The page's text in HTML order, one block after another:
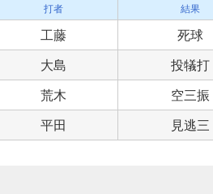
打者 結果
工藤 死球
大島 投犠打
荒木 空三振
平田 見逃三